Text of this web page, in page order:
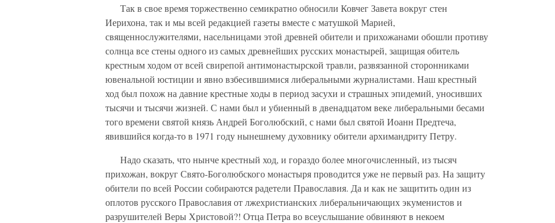
Так в свое время торжественно семикратно обносили Ковчег Завета вокруг стен
Иерихона, так и мы всей редакцией газеты вместе с матушкой Марией,
священнослужителями, насельницами этой древней обители и прихожанами обошли противу
солнца все стены одного из самых древнейших русских монастырей, защищая обитель
крестным ходом от всей свирепой антимонастырской травли, развязанной сторонниками
ювенальной юстиции и явно взбесившимися либеральными журналистами. Наш крестный
ход был похож на давние крестные ходы в период засухи и страшных эпидемий, уносивших
тысячи и тысячи жизней. С нами был и убиенный в двенадцатом веке либеральными бесами
того времени святой князь Андрей Боголюбский, с нами был святой Иоанн Предтеча,
явившийся когда-то в 1971 году нынешнему духовнику обители архимандриту Петру.
Надо сказать, что нынче крестный ход, и гораздо более многочисленный, из тысяч
прихожан, вокруг Свято-Боголюбского монастыря проводится уже не первый раз. На защиту
обители по всей России собираются радетели Православия. Да и как не защитить один из
оплотов русского Православия от лжехристианских либеральничающих экуменистов и
разрушителей Веры Христовой?! Отца Петра во всеуслышание обвиняют в некоем